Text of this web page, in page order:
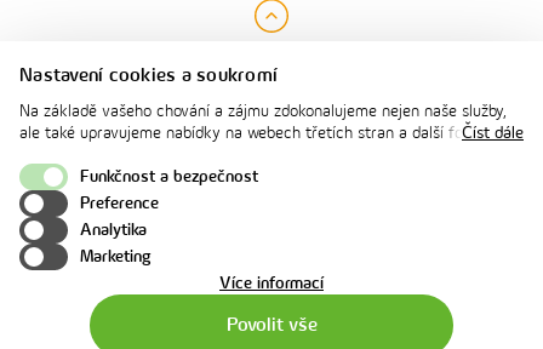
Nastavení cookies a soukromí
Na základě vašeho chování a zájmu zdokonalujeme nejen naše služby,
ale také upravujeme nabídky na webech třetích stran a další formy
souhlasu. Svoje nastavení můžete kdykoliv změnit v zápatí stránky v
„Nastavení soukromí". Více informací o tom, jak se soubory cookies a
osobními údaji pracujeme, včetně možností uplatnění vašich práv,
naleznete na webové stránce v sekci
Číst dále
Funkčnost a bezpečnost
Preference
Analytika
Marketing
Více informacío
Povolit vše